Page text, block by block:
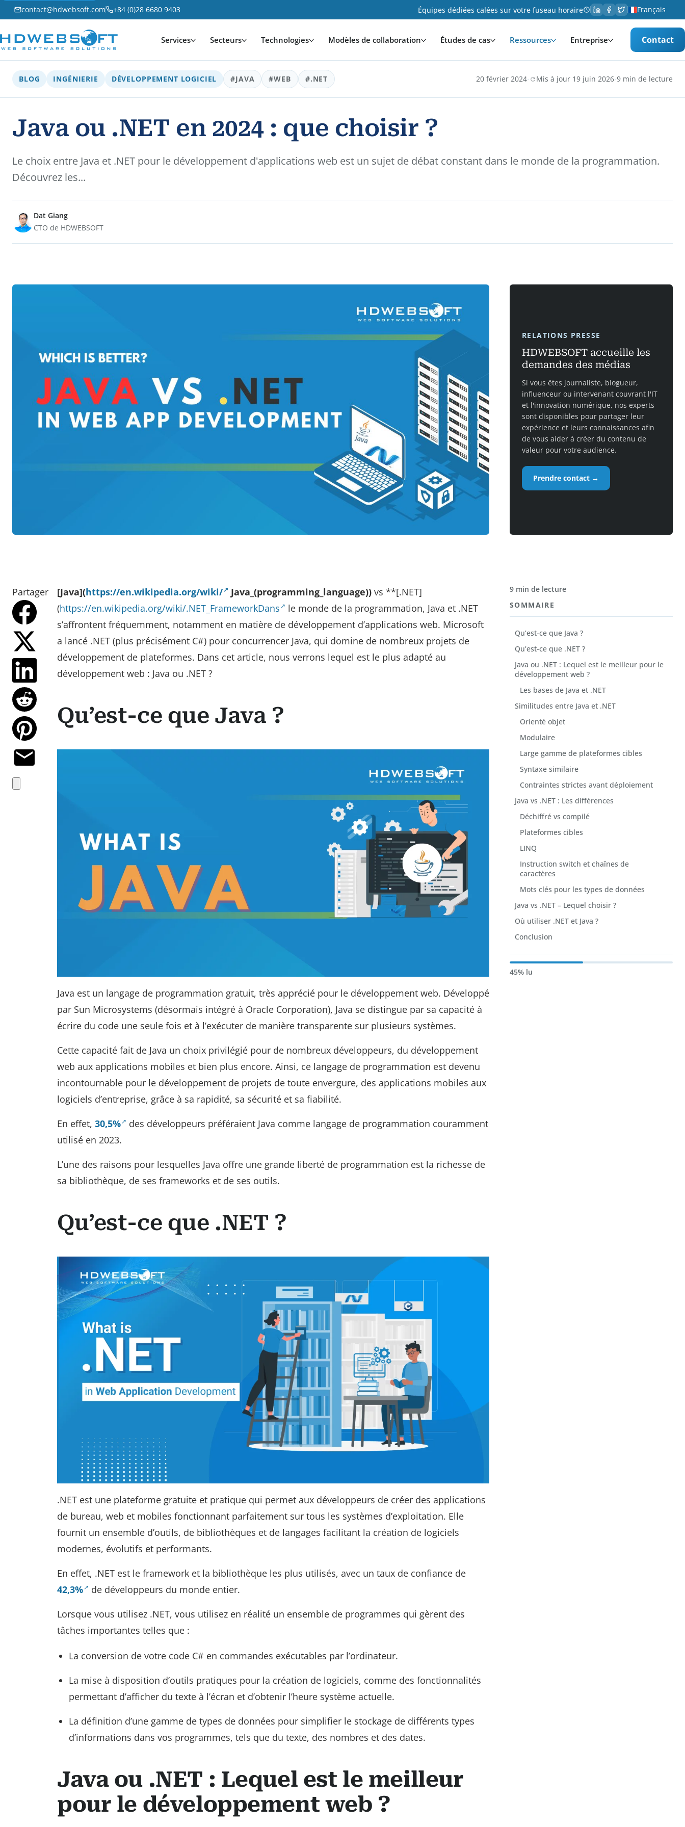
contact@hdwebsoft.com +84 (0)28 6680 9403 Équipes dédiées calées sur votre fuseau horaire Français
Services Secteurs Technologies Modèles de collaboration Études de cas Ressources Entreprise Contact
BLOG INGÉNIERIE DÉVELOPPEMENT LOGICIEL #JAVA #WEB #.NET 20 février 2024· Mis à jour 19 juin 2026·9 min de lecture
Java ou .NET en 2024 : que choisir ?
Le choix entre Java et .NET pour le développement d'applications web est un sujet de débat constant dans le monde de la programmation.
Découvrez les...
Dat Giang
CTO de HDWEBSOFT
RELATIONS PRESSE
HDWEBSOFT accueille les
demandes des médias
Si vous êtes journaliste, blogueur,
influenceur ou intervenant couvrant l'IT
et l'innovation numérique, nos experts
sont disponibles pour partager leur
expérience et leurs connaissances afin
de vous aider à créer du contenu de
valeur pour votre audience.
Prendre contact →
Partager [Java](https://en.wikipedia.org/wiki/ Java_(programming_language)) vs **[.NET]
(https://en.wikipedia.org/wiki/.NET_FrameworkDans
le monde de la programmation, Java et .NET
s’affrontent fréquemment, notamment en matière de développement d’applications web. Microsoft
a lancé .NET (plus précisément C#) pour concurrencer Java, qui domine de nombreux projets de
développement de plateformes. Dans cet article, nous verrons lequel est le plus adapté au
développement web : Java ou .NET ?
Qu’est-ce que Java ?
Java est un langage de programmation gratuit, très apprécié pour le développement web. Développé
par Sun Microsystems (désormais intégré à Oracle Corporation), Java se distingue par sa capacité à
écrire du code une seule fois et à l’exécuter de manière transparente sur plusieurs systèmes.
Cette capacité fait de Java un choix privilégié pour de nombreux développeurs, du développement
web aux applications mobiles et bien plus encore. Ainsi, ce langage de programmation est devenu
incontournable pour le développement de projets de toute envergure, des applications mobiles aux
logiciels d’entreprise, grâce à sa rapidité, sa sécurité et sa fiabilité.
En effet, 30,5%
des développeurs préféraient Java comme langage de programmation couramment
utilisé en 2023.
L’une des raisons pour lesquelles Java offre une grande liberté de programmation est la richesse de
sa bibliothèque, de ses frameworks et de ses outils.
Qu’est-ce que .NET ?
.NET est une plateforme gratuite et pratique qui permet aux développeurs de créer des applications
de bureau, web et mobiles fonctionnant parfaitement sur tous les systèmes d’exploitation. Elle
fournit un ensemble d’outils, de bibliothèques et de langages facilitant la création de logiciels
modernes, évolutifs et performants.
En effet, .NET est le framework et la bibliothèque les plus utilisés, avec un taux de confiance de
42,3%
de développeurs du monde entier.
Lorsque vous utilisez .NET, vous utilisez en réalité un ensemble de programmes qui gèrent des
tâches importantes telles que :
La conversion de votre code C# en commandes exécutables par l’ordinateur.
La mise à disposition d’outils pratiques pour la création de logiciels, comme des fonctionnalités
permettant d’afficher du texte à l’écran et d’obtenir l’heure système actuelle.
La définition d’une gamme de types de données pour simplifier le stockage de différents types
d’informations dans vos programmes, tels que du texte, des nombres et des dates.
Java ou .NET : Lequel est le meilleur
pour le développement web ?
9 min de lecture
SOMMAIRE
Qu’est-ce que Java ?
Qu’est-ce que .NET ?
Java ou .NET : Lequel est le meilleur pour le
développement web ?
Les bases de Java et .NET
Similitudes entre Java et .NET
Orienté objet
Modulaire
Large gamme de plateformes cibles
Syntaxe similaire
Contraintes strictes avant déploiement
Java vs .NET : Les différences
Déchiffré vs compilé
Plateformes cibles
LINQ
Instruction switch et chaînes de
caractères
Mots clés pour les types de données
Java vs .NET – Lequel choisir ?
Où utiliser .NET et Java ?
Conclusion
45% lu